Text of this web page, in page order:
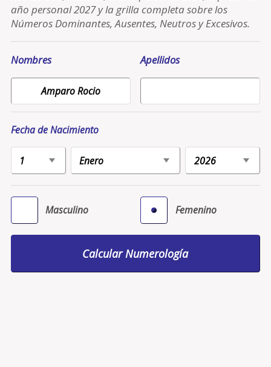
año personal 2027 y la grilla completa sobre los
Números Dominantes, Ausentes, Neutros y Excesivos.
Nombres Apellidos
Fecha de Nacimiento
Masculino Femenino